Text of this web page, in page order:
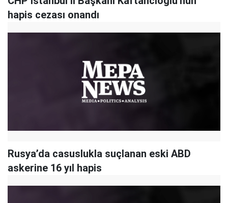
hapis cezası onandı
Rusya’da casuslukla suçlanan eski ABD
askerine 16 yıl hapis